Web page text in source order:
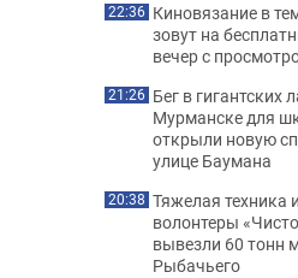
22:36 Киновязание в
зовут на
вечер с
21:26 Бег в гигантских
Мурманске для
открыли новую
улице Баумана
20:38 Тяжелая техника
волонтеры
вывезли 60 тонн
Рыбачьего